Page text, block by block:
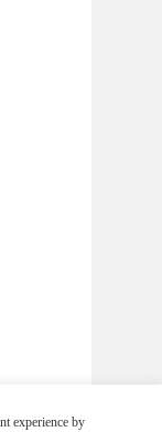
experience by